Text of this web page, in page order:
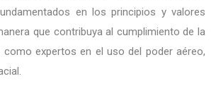
en los principios y valores
que contribuya al cumplimiento de la
expertos en el uso del poder aéreo,